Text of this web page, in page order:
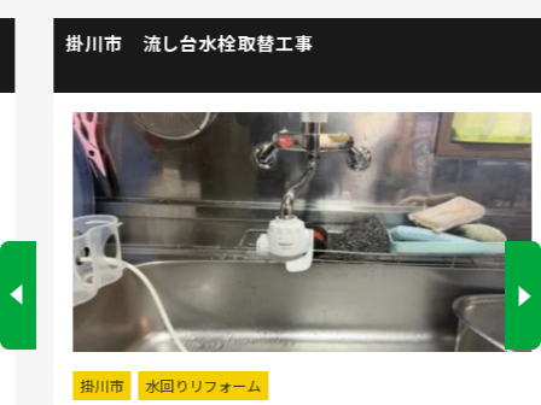
掛川市 流し台水栓取替工事
掛川市 水回りリフォーム